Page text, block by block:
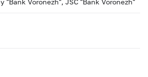
"Bank Voronezh", JSC "Bank Voronezh"